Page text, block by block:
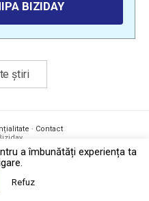
BIZIDAY
știri
· Contact
a îmbunătăți experiența ta
Refuz